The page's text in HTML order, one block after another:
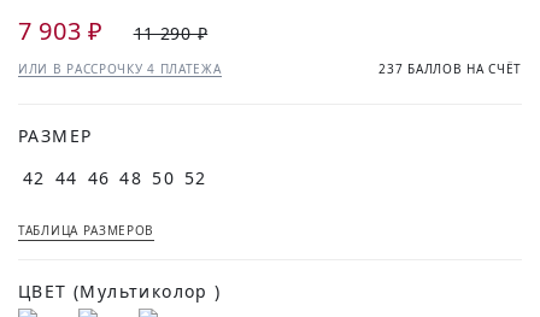
7 903 ₽ 11 290 ₽
ИЛИ В РАССРОЧКУ 4 ПЛАТЕЖА 237 БАЛЛОВ НА СЧЁТ
РАЗМЕР
42 44 46 48 50 52
ТАБЛИЦА РАЗМЕРОВ
ЦВЕТ (Мультиколор )